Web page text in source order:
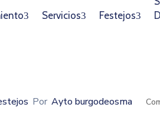
Servicios Festejos
Por Ayto burgodeosma